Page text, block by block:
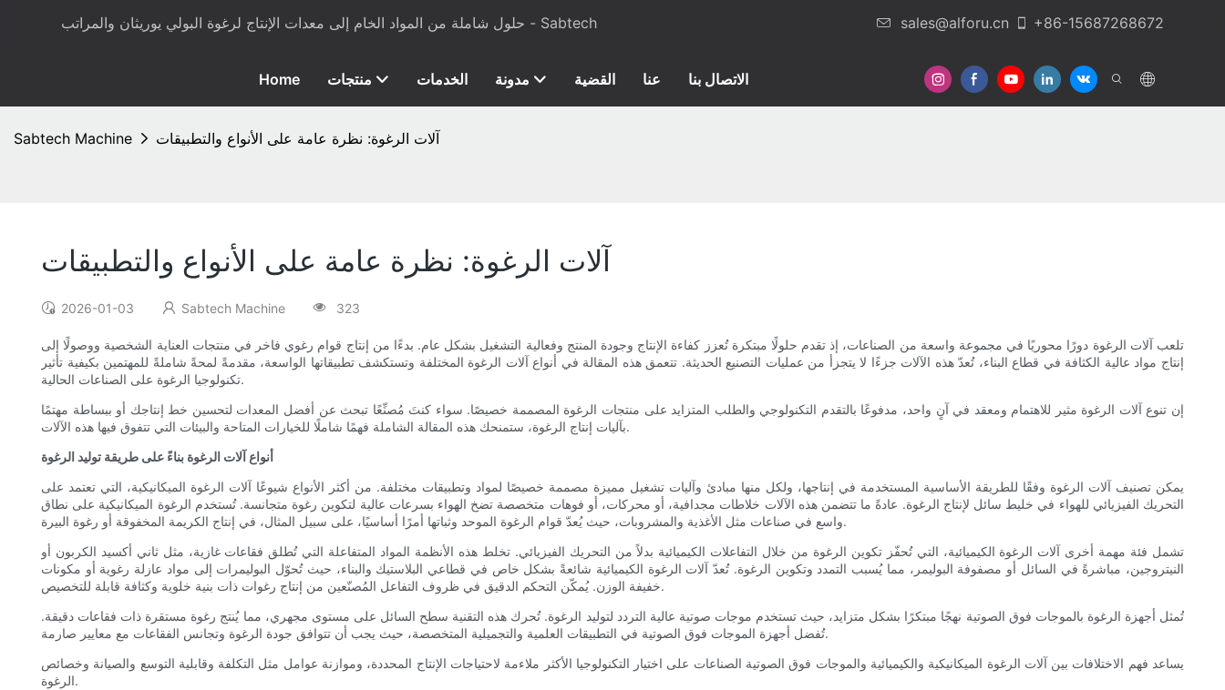
حلول شاملة من المواد الخام إلى معدات الإنتاج لرغوة البولي يوريثان والمراتب - Sabtech sales@alforu.cn +86-15687268672
Home منتجات الخدمات مدونة القضية عنا الاتصال بنا
Sabtech Machine آلات الرغوة: نظرة عامة على الأنواع والتطبيقات
آلات الرغوة: نظرة عامة على الأنواع والتطبيقات
2026-01-03 Sabtech Machine 323
تلعب آلات الرغوة دورًا محوريًا في مجموعة واسعة من الصناعات، إذ تقدم حلولًا مبتكرة تُعزز كفاءة الإنتاج وجودة المنتج وفعالية التشغيل بشكل عام. بدءًا من إنتاج قوام رغوي فاخر في منتجات العناية الشخصية ووصولًا إلى
إنتاج مواد عالية الكثافة في قطاع البناء، تُعدّ هذه الآلات جزءًا لا يتجزأ من عمليات التصنيع الحديثة. تتعمق هذه المقالة في أنواع آلات الرغوة المختلفة وتستكشف تطبيقاتها الواسعة، مقدمةً لمحةً شاملةً للمهتمين بكيفية تأثير
تكنولوجيا الرغوة على الصناعات الحالية.
إن تنوع آلات الرغوة مثير للاهتمام ومعقد في آنٍ واحد، مدفوعًا بالتقدم التكنولوجي والطلب المتزايد على منتجات الرغوة المصممة خصيصًا. سواء كنتَ مُصنِّعًا تبحث عن أفضل المعدات لتحسين خط إنتاجك أو ببساطة مهتمًا
بآليات إنتاج الرغوة، ستمنحك هذه المقالة الشاملة فهمًا شاملًا للخيارات المتاحة والبيئات التي تتفوق فيها هذه الآلات.
أنواع آلات الرغوة بناءً على طريقة توليد الرغوة
يمكن تصنيف آلات الرغوة وفقًا للطريقة الأساسية المستخدمة في إنتاجها، ولكل منها مبادئ وآليات تشغيل مميزة مصممة خصيصًا لمواد وتطبيقات مختلفة. من أكثر الأنواع شيوعًا آلات الرغوة الميكانيكية، التي تعتمد على
التحريك الفيزيائي للهواء في خليط سائل لإنتاج الرغوة. عادةً ما تتضمن هذه الآلات خلاطات مجدافية، أو محركات، أو فوهات متخصصة تضخ الهواء بسرعات عالية لتكوين رغوة متجانسة. تُستخدم الرغوة الميكانيكية على نطاق
واسع في صناعات مثل الأغذية والمشروبات، حيث يُعدّ قوام الرغوة الموحد وثباتها أمرًا أساسيًا، على سبيل المثال، في إنتاج الكريمة المخفوقة أو رغوة البيرة.
تشمل فئة مهمة أخرى آلات الرغوة الكيميائية، التي تُحفّز تكوين الرغوة من خلال التفاعلات الكيميائية بدلاً من التحريك الفيزيائي. تخلط هذه الأنظمة المواد المتفاعلة التي تُطلق فقاعات غازية، مثل ثاني أكسيد الكربون أو
النيتروجين، مباشرةً في السائل أو مصفوفة البوليمر، مما يُسبب التمدد وتكوين الرغوة. تُعدّ آلات الرغوة الكيميائية شائعةً بشكل خاص في قطاعي البلاستيك والبناء، حيث تُحوّل البوليمرات إلى مواد عازلة رغوية أو مكونات
خفيفة الوزن. يُمكّن التحكم الدقيق في ظروف التفاعل المُصنّعين من إنتاج رغوات ذات بنية خلوية وكثافة قابلة للتخصيص.
تُمثل أجهزة الرغوة بالموجات فوق الصوتية نهجًا مبتكرًا بشكل متزايد، حيث تستخدم موجات صوتية عالية التردد لتوليد الرغوة. تُحرك هذه التقنية سطح السائل على مستوى مجهري، مما يُنتج رغوة مستقرة ذات فقاعات دقيقة.
تُفضل أجهزة الموجات فوق الصوتية في التطبيقات العلمية والتجميلية المتخصصة، حيث يجب أن تتوافق جودة الرغوة وتجانس الفقاعات مع معايير صارمة.
يساعد فهم الاختلافات بين آلات الرغوة الميكانيكية والكيميائية والموجات فوق الصوتية الصناعات على اختيار التكنولوجيا الأكثر ملاءمة لاحتياجات الإنتاج المحددة، وموازنة عوامل مثل التكلفة وقابلية التوسع والصيانة وخصائص
الرغوة.